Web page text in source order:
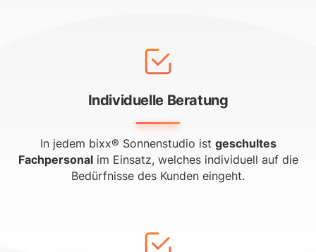
Individuelle Beratung
In jedem bixx® Sonnenstudio ist geschultes
Fachpersonalim Einsatz, welches individuell auf die
Bedürfnisse des Kunden eingeht.